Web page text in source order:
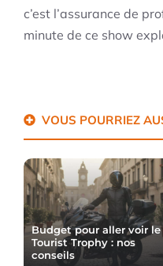
c’est l’assurance de
minute de ce show
VOUS POURRIEZ
Budget pour aller voir le
Tourist Trophy : nos
conseils